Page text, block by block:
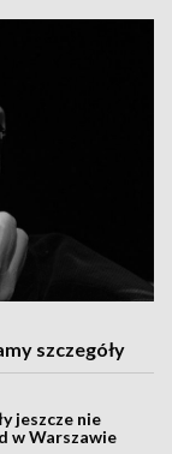
szczegóły
jeszcze nie
w Warszawie